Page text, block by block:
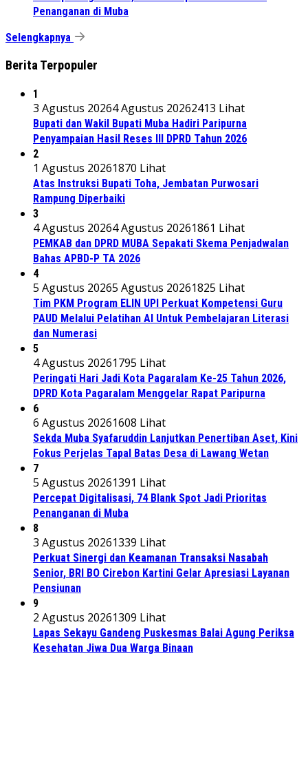
Penanganan di Muba
Selengkapnya
Berita Terpopuler
1
3 Agustus 20264 Agustus 20262413 Lihat
Bupati dan Wakil Bupati Muba Hadiri Paripurna
Penyampaian Hasil Reses III DPRD Tahun 2026
2
1 Agustus 20261870 Lihat
Atas Instruksi Bupati Toha, Jembatan Purwosari
Rampung Diperbaiki
3
4 Agustus 20264 Agustus 20261861 Lihat
PEMKAB dan DPRD MUBA Sepakati Skema Penjadwalan
Bahas APBD-P TA 2026
4
5 Agustus 20265 Agustus 20261825 Lihat
Tim PKM Program ELIN UPI Perkuat Kompetensi Guru
PAUD Melalui Pelatihan AI Untuk Pembelajaran Literasi
dan Numerasi
5
4 Agustus 20261795 Lihat
Peringati Hari Jadi Kota Pagaralam Ke-25 Tahun 2026,
DPRD Kota Pagaralam Menggelar Rapat Paripurna
6
6 Agustus 20261608 Lihat
Sekda Muba Syafaruddin Lanjutkan Penertiban Aset, Kini
Fokus Perjelas Tapal Batas Desa di Lawang Wetan
7
5 Agustus 20261391 Lihat
Percepat Digitalisasi, 74 Blank Spot Jadi Prioritas
Penanganan di Muba
8
3 Agustus 20261339 Lihat
Perkuat Sinergi dan Keamanan Transaksi Nasabah
Senior, BRI BO Cirebon Kartini Gelar Apresiasi Layanan
Pensiunan
9
2 Agustus 20261309 Lihat
Lapas Sekayu Gandeng Puskesmas Balai Agung Periksa
Kesehatan Jiwa Dua Warga Binaan